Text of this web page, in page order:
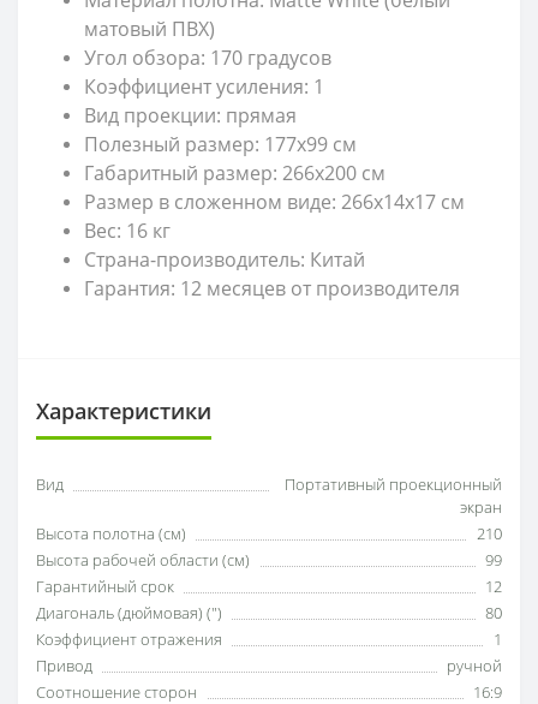
матовый ПВХ)
Угол обзора: 170 градусов
Коэффициент усиления: 1
Вид проекции: прямая
Полезный размер: 177х99 см
Габаритный размер: 266х200 см
Размер в сложенном виде: 266х14х17 см
Вес: 16 кг
Страна-производитель: Китай
Гарантия: 12 месяцев от производителя
Характеристики
Вид
Портативный проекционный
экран
Высота полотна (см)
210
Высота рабочей области (см)
99
Гарантийный срок
12
Диагональ (дюймовая) (")
80
Коэффициент отражения
1
Привод
ручной
Соотношение сторон
16:9